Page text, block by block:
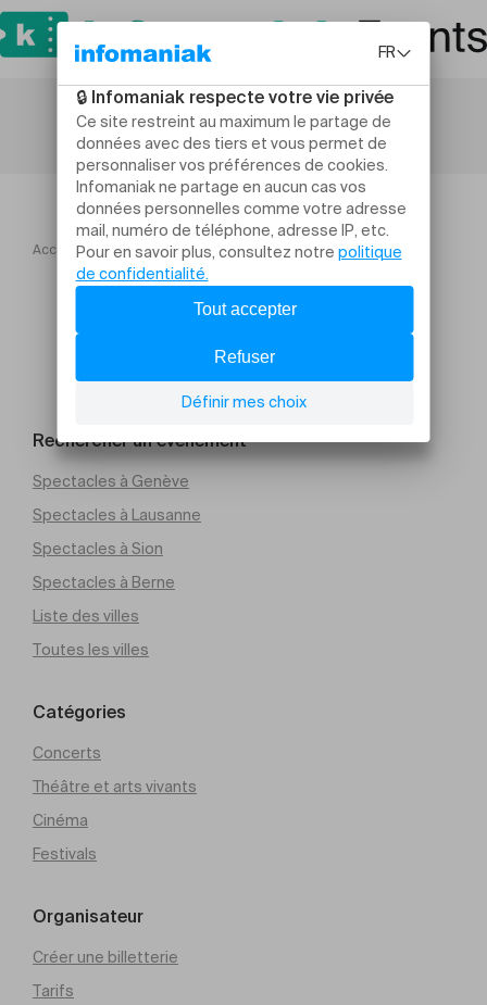
Accueil Atelier Qi Gong et Taichi gratuit Vernier
Rechercher un évènement
Spectacles à Genève
Spectacles à Lausanne
Spectacles à Sion
Spectacles à Berne
Liste des villes
Toutes les villes
Catégories
Concerts
Théâtre et arts vivants
Cinéma
Festivals
Organisateur
Créer une billetterie
Tarifs